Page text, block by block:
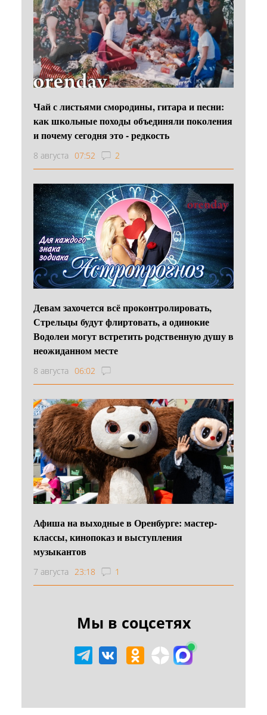
Чай с листьями смородины, гитара и песни:
как школьные походы объединяли поколения
и почему сегодня это - редкость
8 августа 07:52 2
Девам захочется всё проконтролировать,
Стрельцы будут флиртовать, а одинокие
Водолеи могут встретить родственную душу в
неожиданном месте
8 августа 06:02
Афиша на выходные в Оренбурге: мастер-
классы, кинопоказ и выступления
музыкантов
7 августа 23:18 1
Мы в соцсетях